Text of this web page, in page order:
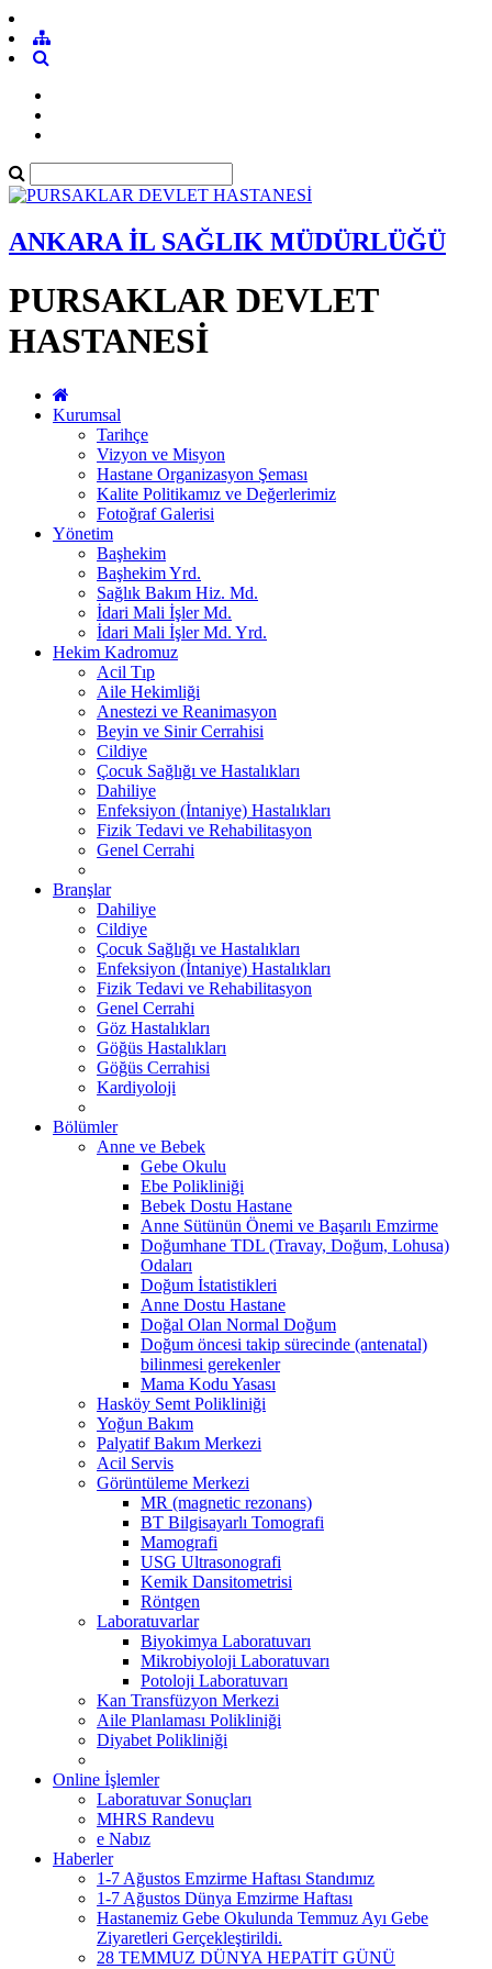
ANKARA İL SAĞLIK MÜDÜRLÜĞÜ
PURSAKLAR DEVLET
HASTANESİ
Kurumsal
Tarihçe
Vizyon ve Misyon
Hastane Organizasyon Şeması
Kalite Politikamız ve Değerlerimiz
Fotoğraf Galerisi
Yönetim
Başhekim
Başhekim Yrd.
Sağlık Bakım Hiz. Md.
İdari Mali İşler Md.
İdari Mali İşler Md. Yrd.
Hekim Kadromuz
Acil Tıp
Aile Hekimliği
Anestezi ve Reanimasyon
Beyin ve Sinir Cerrahisi
Cildiye
Çocuk Sağlığı ve Hastalıkları
Dahiliye
Enfeksiyon (İntaniye) Hastalıkları
Fizik Tedavi ve Rehabilitasyon
Genel Cerrahi
Branşlar
Dahiliye
Cildiye
Çocuk Sağlığı ve Hastalıkları
Enfeksiyon (İntaniye) Hastalıkları
Fizik Tedavi ve Rehabilitasyon
Genel Cerrahi
Göz Hastalıkları
Göğüs Hastalıkları
Göğüs Cerrahisi
Kardiyoloji
Bölümler
Anne ve Bebek
Gebe Okulu
Ebe Polikliniği
Bebek Dostu Hastane
Anne Sütünün Önemi ve Başarılı Emzirme
Doğumhane TDL (Travay, Doğum, Lohusa)
Odaları
Doğum İstatistikleri
Anne Dostu Hastane
Doğal Olan Normal Doğum
Doğum öncesi takip sürecinde (antenatal)
bilinmesi gerekenler
Mama Kodu Yasası
Hasköy Semt Polikliniği
Yoğun Bakım
Palyatif Bakım Merkezi
Acil Servis
Görüntüleme Merkezi
MR (magnetic rezonans)
BT Bilgisayarlı Tomografi
Mamografi
USG Ultrasonografi
Kemik Dansitometrisi
Röntgen
Laboratuvarlar
Biyokimya Laboratuvarı
Mikrobiyoloji Laboratuvarı
Potoloji Laboratuvarı
Kan Transfüzyon Merkezi
Aile Planlaması Polikliniği
Diyabet Polikliniği
Online İşlemler
Laboratuvar Sonuçları
MHRS Randevu
e Nabız
Haberler
1-7 Ağustos Emzirme Haftası Standımız
1-7 Ağustos Dünya Emzirme Haftası
Hastanemiz Gebe Okulunda Temmuz Ayı Gebe
Ziyaretleri Gerçekleştirildi.
28 TEMMUZ DÜNYA HEPATİT GÜNÜ